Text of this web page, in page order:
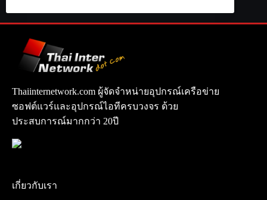
Thaiinternetwork.com ผู้จัดจำหน่ายอุปกรณ์เครือข่าย
ซอฟต์แวร์และอุปกรณ์ไอทีครบวงจร ด้วย
ประสบการณ์มากกว่า 20ปี
เกี่ยวกับเรา